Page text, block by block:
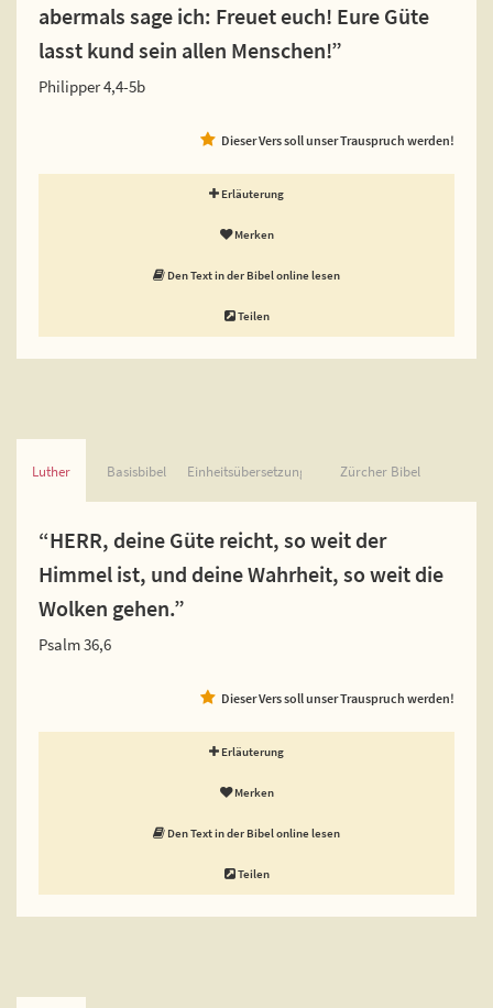
abermals sage ich: Freuet euch! Eure Güte
lasst kund sein allen Menschen!”
Philipper 4,4-5b
Dieser Vers soll unser Trauspruch werden!
Erläuterung
Merken
Den Text in der Bibel online lesen
Teilen
Luther Basisbibel Einheitsübersetzung Zürcher Bibel
“HERR, deine Güte reicht, so weit der
Himmel ist, und deine Wahrheit, so weit die
Wolken gehen.”
Psalm 36,6
Dieser Vers soll unser Trauspruch werden!
Erläuterung
Merken
Den Text in der Bibel online lesen
Teilen